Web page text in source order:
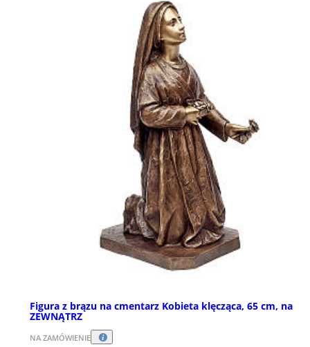
Figura z brązu na cmentarz Kobieta klęcząca, 65 cm, na
ZEWNĄTRZ
NA ZAMÓWIENIE